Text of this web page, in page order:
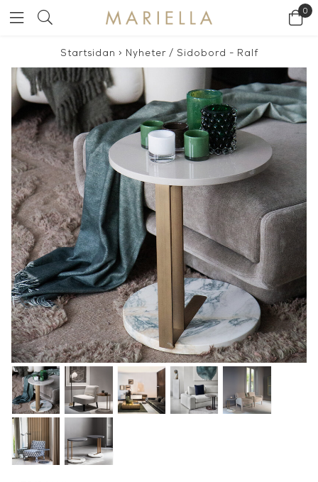
0
Startsidan > Nyheter/ Sidobord - Ralf